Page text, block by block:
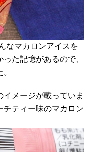
なマカロンアイスを
た記憶があるので、
メージが載っていま
チティー味のマカロン